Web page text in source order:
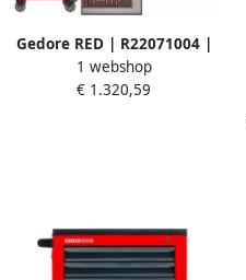
Gedore RED | R22071004 |
Gereedschapwagen
WINGMAN | 129-Delig
1 webshop
€ 1.320,59